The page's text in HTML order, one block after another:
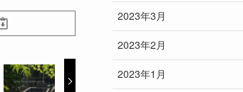
2023年3月
2023年2月
2023年1月